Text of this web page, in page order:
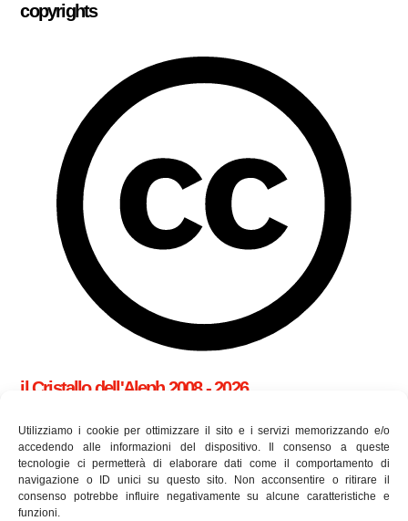
Utilizziamo i cookie per ottimizzare il sito e i servizi memorizzando e/o
accedendo alle informazioni del dispositivo. Il consenso a queste
tecnologie ci permetterà di elaborare dati come il comportamento di
navigazione o ID unici su questo sito. Non acconsentire o ritirare il
consenso potrebbe influire negativamente su alcune caratteristiche e
funzioni.
copyrights
il Cristallo dell'Aleph 2008 - 2026
cookie policy (UE)
Utilizziamo i cookie per essere sicuri che tu possa avere la
migliore esperienza sul nostro sito. Se continui ad utilizzare